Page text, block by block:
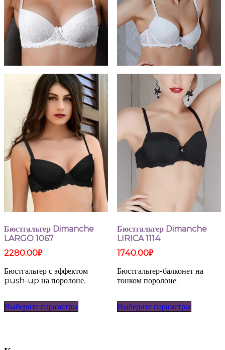
Бюстгальтер Dimanche
LARGO 1067
2280.00₽
Бюстгальтер с эффектом
push-up на поролоне.
Выберите параметры
Бюстгальтер Dimanche
LIRICA 1114
1740.00₽
Бюстгальтер-балконет на
тонком поролоне.
Выберите параметры